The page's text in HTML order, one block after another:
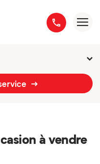
à vendre